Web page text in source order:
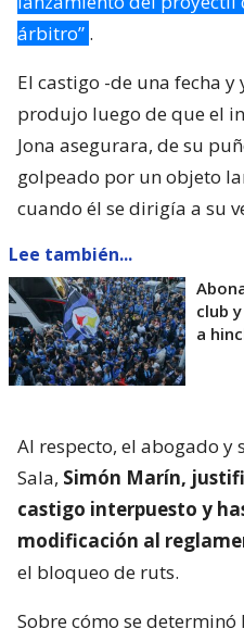
árbitro” .
El castigo -de una fecha y
produjo luego de que el
Jona asegurara, de su
golpeado por un objeto
cuando él se dirigía a su
Lee también...
club
a
Al respecto, el abogado y
Sala, Simón Marín,
castigo interpuesto y
modificación al
el bloqueo de ruts.
Sobre cómo se